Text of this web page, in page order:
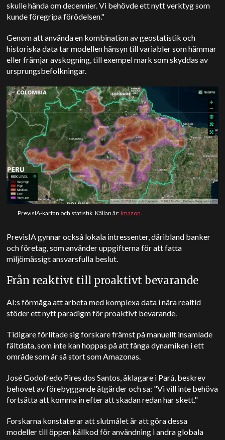
skulle hända om decennier. Vi behövde ett nytt verktyg som
kunde föregripa förödelsen."
Genom att använda en kombination av geostatistik och
historiska data tar modellen hänsyn till variabler som hämmar
eller främjar avskogning, till exempel mark som skyddas av
ursprungsbefolkningar.
PrevisIA-kartan och statistik. Källan är:Imazon
PrevisIA gynnar också lokala intressenter, däribland banker
och företag, som använder uppgifterna för att fatta
miljömässigt ansvarsfulla beslut.
Från reaktivt till proaktivt bevarande
AI:s förmåga att arbeta med komplexa data i nära realtid
stöder ett nytt paradigm för proaktivt bevarande.
Tidigare förlitade sig forskare främst på manuellt insamlade
fältdata, som inte kan hoppas på att fånga dynamiken i ett
område som är så stort som Amazonas.
José Godofredo Pires dos Santos, åklagare i Pará, beskrev
behovet av förebyggande åtgärder och sa: "Vi vill inte behöva
fortsätta att komma in efter att skadan redan har skett."
Forskarna konstaterar att slutmålet är att göra dessa
modeller till öppen källkod för användning i andra globala